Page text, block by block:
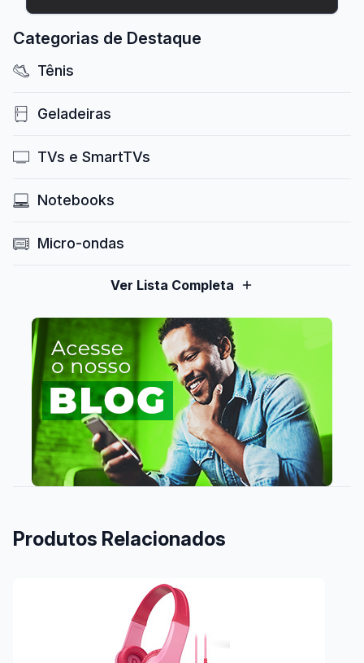
Categorias de Destaque
Tênis
Geladeiras
TVs e SmartTVs
Notebooks
Micro-ondas
Ver Lista Completa
Produtos Relacionados